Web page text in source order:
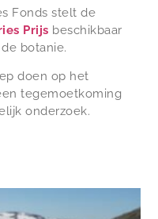
Fonds stelt de
Prijs beschikbaar
botanie.
doen op het
tegemoetkoming
onderzoek.